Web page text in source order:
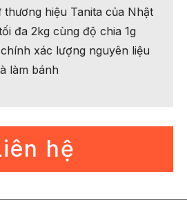
hiệu Tanita của Nhật
đa 2kg cùng độ chia 1g
xác lượng nguyên liệu
làm bánh
hệ